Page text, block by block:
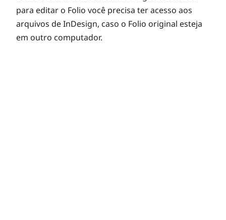
para editar o Folio você precisa ter acesso aos
arquivos de InDesign, caso o Folio original esteja
em outro computador.